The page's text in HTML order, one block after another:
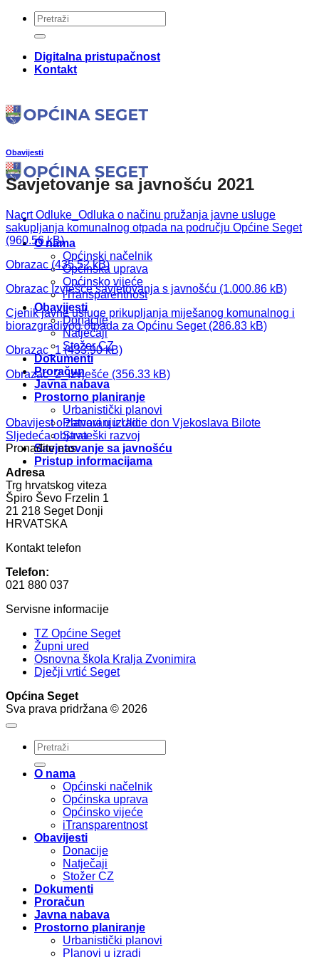
Skip
content
Digitalna pristupačnost
Kontakt
O nama
Općinski načelnik
Općinska uprava
Općinsko vijeće
iTransparentnost
Obavijesti
Donacije
Natječaji
Stožer CZ
Dokumenti
Proračun
Javna nabava
Prostorno planiranje
Urbanistički planovi
Planovi u izradi
Strateški razvoj
Savjetovanje sa javnošću
Pristup informacijama
Obavijesti
Savjetovanje sa javnošću 2021
Nacrt Odluke_Odluka o načinu pružanja javne usluge
sakupljanja komunalnog otpada na području Općine Seget
Obrazac
Obrazac Izvješće savjetovanja s javnošću
Cjenik javne usluge prikupljanja miješanog komunalnog i
biorazgradivog otpada za Općinu Seget
Obrazac_1
Obrazac_2_Izvješće
Obavijest o zatvaranju Ulice don Vjekoslava Bilote
Sljedeća objava
Pronađite nas
Adresa
Trg hrvatskog viteza
Špiro Ševo Frzelin 1
21 218 Seget Donji
HRVATSKA
Kontakt telefon
Telefon:
021 880 037
Servisne informacije
TZ Općine Seget
Župni ured
Osnovna škola Kralja Zvonimira
Dječji vrtić Seget
Općina Seget
Sva prava pridržana © 2026
O nama
Općinski načelnik
Općinska uprava
Općinsko vijeće
iTransparentnost
Obavijesti
Donacije
Natječaji
Stožer CZ
Dokumenti
Proračun
Javna nabava
Prostorno planiranje
Urbanistički planovi
Planovi u izradi